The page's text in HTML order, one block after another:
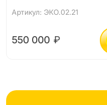
Артикул: ЭКО.02.21
550 000 ₽